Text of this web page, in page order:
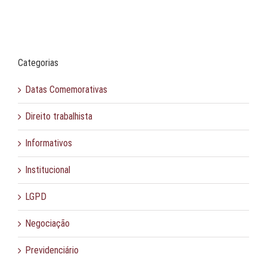
Categorias
Datas Comemorativas
Direito trabalhista
Informativos
Institucional
LGPD
Negociação
Previdenciário